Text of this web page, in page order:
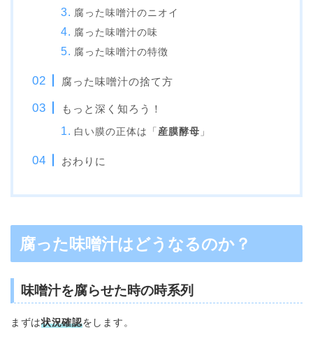
腐った味噌汁のニオイ
腐った味噌汁の味
腐った味噌汁の特徴
腐った味噌汁の捨て方
もっと深く知ろう！
白い膜の正体は「産膜酵母 」
おわりに
腐った味噌汁はどうなるのか？
味噌汁を腐らせた時の時系列
まずは状況確認をします。